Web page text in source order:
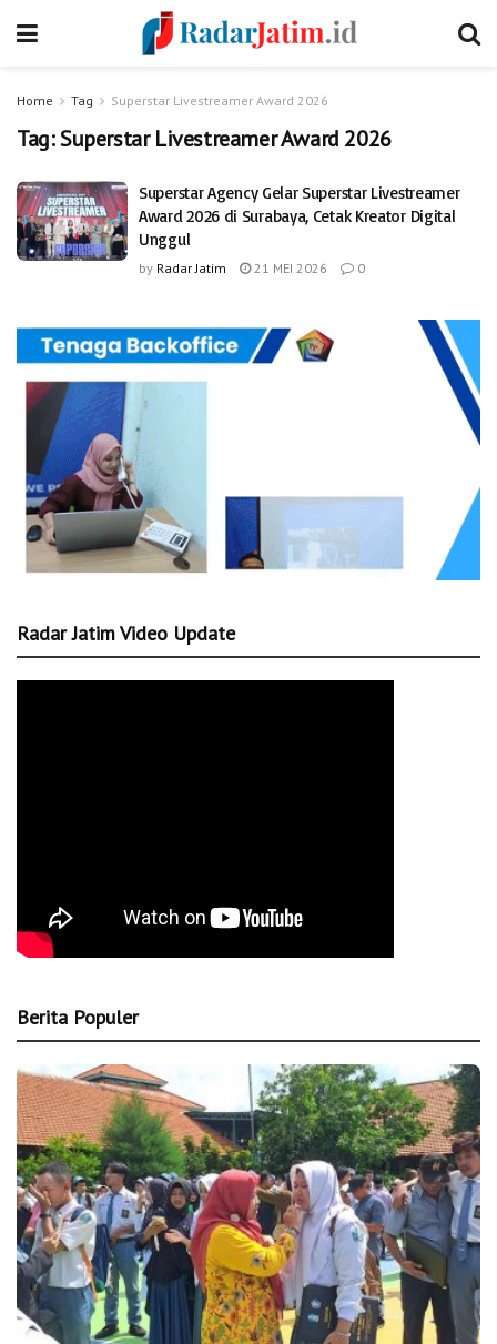
Home Tag Superstar Livestreamer Award 2026
Tag:Superstar Livestreamer Award 2026
Superstar Agency Gelar Superstar Livestreamer
Award 2026 di Surabaya, Cetak Kreator Digital
Unggul
by Radar Jatim 21 MEI 2026 0
Radar Jatim Video Update
Berita Populer